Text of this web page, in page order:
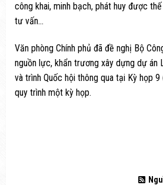
công khai, minh bạch, phát huy được
tư vấn…
Văn phòng Chính phủ đã đề nghị Bộ
nguồn lực, khẩn trương xây dựng dự án
và trình Quốc hội thông qua tại Kỳ họp
quy trình một kỳ họp.